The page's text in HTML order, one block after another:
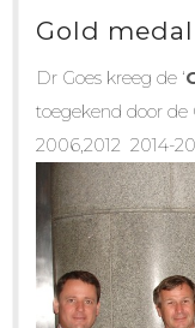
Gold
Dr Goes kreeg de ‘
toegekend door de
2006,2012 2014-